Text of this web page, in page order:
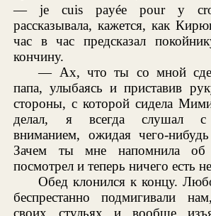
— je cuis payée pour y
рассказывала, кажется, как
час в час предсказал
кончину.
— Ах, что ты со мной
папа, улыбаясь и приставив
стороны, с которой сидела
делал, я всегда слушал с
вниманием, ожидая чего-
Зачем ты мне напомнила
посмотрел и теперь ничего есть
Обед клонился к концу.
беспрестанно подмигивали